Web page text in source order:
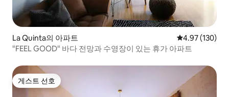
La Quinta의 아파트 평점 4.97점(5
4.97 (130)
"FEEL GOOD" 바다 전망과 수영장이 있는 휴가 아파트
게스트 선호
게스트 선호